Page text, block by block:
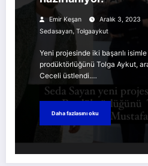
Emir Keşan Aralık 3, 2023
Sedasayan,Tolgaaykut
Yeni projesinde iki başarılı isimle
prodüktörlüğünü Tolga Aykut,
Ceceli üstlendi.…
Daha fazlasını oku